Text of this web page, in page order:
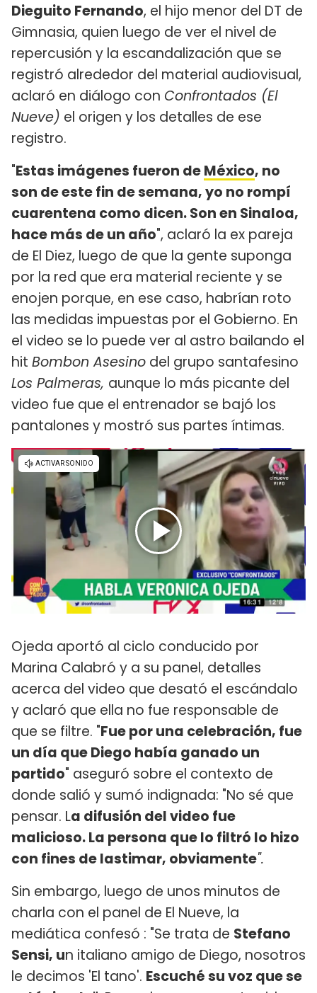
Dieguito Fernando, el hijo menor del DT de
Gimnasia, quien luego de ver el nivel de
repercusión y la escandalización que se
registró alrededor del material audiovisual,
aclaró en diálogo con Confrontados (El
Nueve) el origen y los detalles de ese
registro.
"Estas imágenes fueron deMéxico, no
son de este fin de semana, yo no rompí
cuarentena como dicen. Son en Sinaloa,
hace más de un año", aclaró la ex pareja
de El Diez, luego de que la gente suponga
por la red que era material reciente y se
enojen porque, en ese caso, habrían roto
las medidas impuestas por el Gobierno. En
el video se lo puede ver al astro bailando el
hit Bombon Asesino del grupo santafesino
Los Palmeras, aunque lo más picante del
video fue que el entrenador se bajó los
pantalones y mostró sus partes íntimas.
Ojeda aportó al ciclo conducido por
Marina Calabró y a su panel, detalles
acerca del video que desató el escándalo
y aclaró que ella no fue responsable de
que se filtre. "Fue por una celebración, fue
un día que Diego había ganado un
partido" aseguró sobre el contexto de
donde salió y sumó indignada: "No sé que
pensar. La difusión del video fue
malicioso. La persona que lo filtró lo hizo
con fines de lastimar, obviamente".
Sin embargo, luego de unos minutos de
charla con el panel de El Nueve, la
mediática confesó : "Se trata de Stefano
Sensi, un italiano amigo de Diego, nosotros
le decimos 'El tano'. Escuché su voz que se